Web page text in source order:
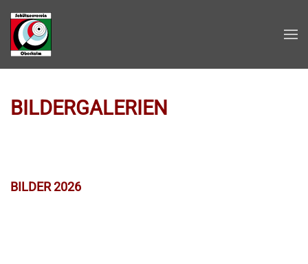
Zum Hauptinhalt springen
BILDERGALERIEN
BILDER 2026